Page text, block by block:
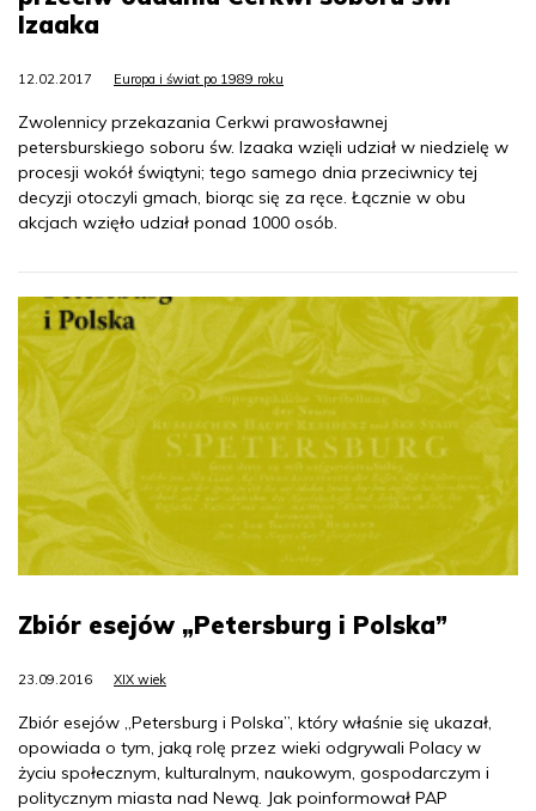
Izaaka
12.02.2017 Europa i świat po 1989 roku
Zwolennicy przekazania Cerkwi prawosławnej
petersburskiego soboru św. Izaaka wzięli udział w niedzielę w
procesji wokół świątyni; tego samego dnia przeciwnicy tej
decyzji otoczyli gmach, biorąc się za ręce. Łącznie w obu
akcjach wzięło udział ponad 1000 osób.
Zbiór esejów „Petersburg i Polska”
23.09.2016 XIX wiek
Zbiór esejów „Petersburg i Polska”, który właśnie się ukazał,
opowiada o tym, jaką rolę przez wieki odgrywali Polacy w
życiu społecznym, kulturalnym, naukowym, gospodarczym i
politycznym miasta nad Newą. Jak poinformował PAP